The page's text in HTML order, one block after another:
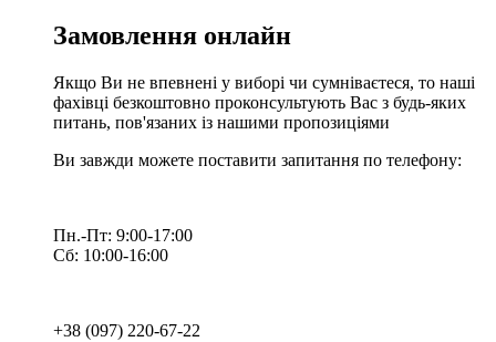
Замовлення онлайн
Якщо Ви не впевнені у виборі чи сумніваєтеся, то наші
фахівці безкоштовно проконсультують Вас з будь-яких
питань, пов'язаних із нашими пропозиціями
Ви завжди можете поставити запитання по телефону:
Пн.-Пт: 9:00-17:00
Сб: 10:00-16:00
+38 (097) 220-67-22